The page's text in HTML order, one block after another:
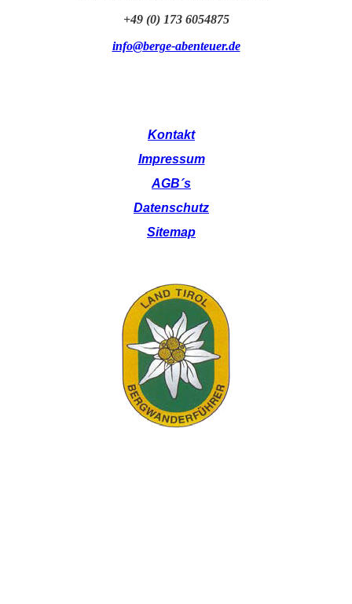
+49 (0) 173 6054875
info@berge-abenteuer.de
Kontakt
Impressum
AGB´s
Datenschutz
Sitemap